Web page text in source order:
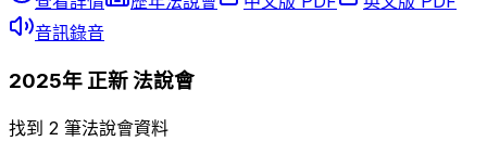
音訊錄音
2025年 正新法說會
找到 2 筆法說會資料